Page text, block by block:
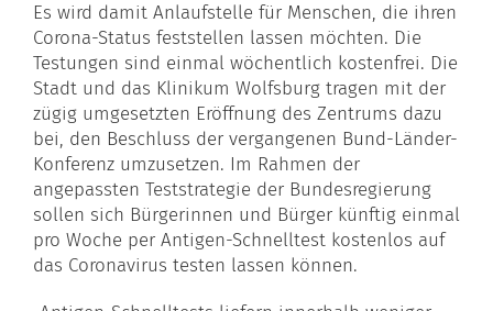
Es wird damit Anlaufstelle für Menschen, die ihren
Corona-Status feststellen lassen möchten. Die
Testungen sind einmal wöchentlich kostenfrei. Die
Stadt und das Klinikum Wolfsburg tragen mit der
zügig umgesetzten Eröffnung des Zentrums dazu
bei, den Beschluss der vergangenen Bund-Länder-
Konferenz umzusetzen. Im Rahmen der
angepassten Teststrategie der Bundesregierung
sollen sich Bürgerinnen und Bürger künftig einmal
pro Woche per Antigen-Schnelltest kostenlos auf
das Coronavirus testen lassen können.